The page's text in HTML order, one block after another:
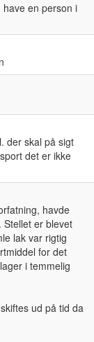
en person i
der skal på sigt
det er ikke
havde
Stellet er blevet
lak var rigtig
for det
i temmelig
ud på tid da